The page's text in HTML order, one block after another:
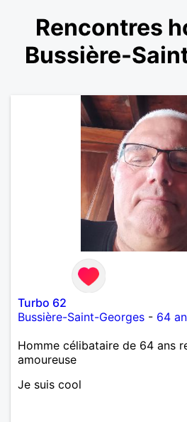
Rencontres
Bussière-
Turbo 62
Bussière-Saint-Georges - 64
Homme célibataire de 64 ans
amoureuse
Je suis cool